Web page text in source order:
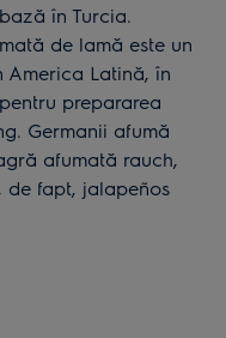
în Turcia.
de lamă este un
Latină, în
prepararea
Germanii afumă
afumată rauch,
de fapt, jalapeños